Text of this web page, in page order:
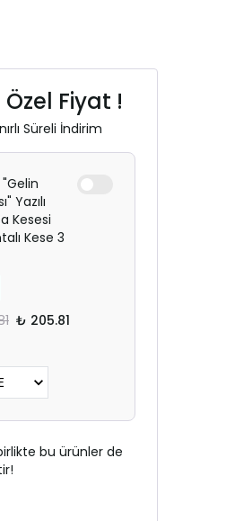
Fiyat !
Süreli İndirim
Yazılı
Kesesi
Kese 3
₺ 205.81
bu ürünler de